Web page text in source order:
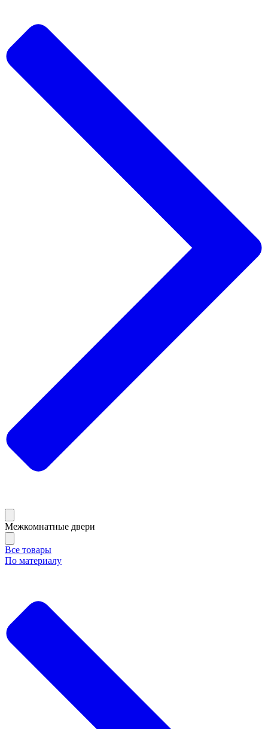
Межкомнатные двери
Все товары
По материалу